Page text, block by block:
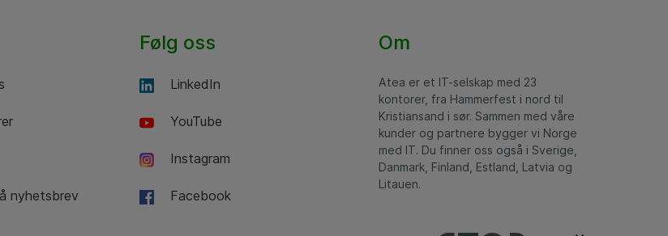
nyhetsbrev
Følg oss
LinkedIn
YouTube
Instagram
Facebook
Om
Atea er et IT-selskap med 23
kontorer, fra Hammerfest i nord til
Kristiansand i sør. Sammen med våre
kunder og partnere bygger vi Norge
med IT. Du finner oss også i Sverige,
Danmark, Finland, Estland, Latvia og
Litauen.